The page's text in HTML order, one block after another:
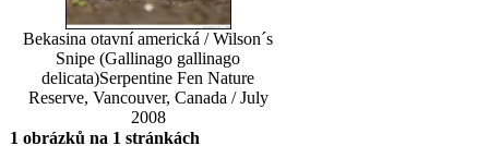
Bekasina otavní americká / Wilson´s
Snipe (Gallinago gallinago
delicata)Serpentine Fen Nature
Reserve, Vancouver, Canada / July
2008
1 obrázků na 1 stránkách